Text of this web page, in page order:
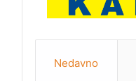
Nedavno